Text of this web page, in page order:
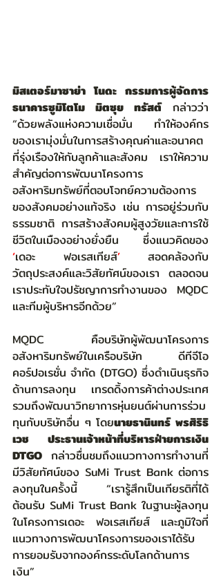
มิสเตอร์มาซาย่า โนดะ กรรมการผู้จัดการ
ธนาคารซูมิโตโม มิตซุย ทรัสต์ กล่าวว่า
“ด้วยพลังแห่งความเชื่อมั่น ทำให้องค์กร
ของเรามุ่งมั่นในการสร้างคุณค่าและอนาคต
ที่รุ่งเรืองให้กับลูกค้าและสังคม เราให้ความ
สำคัญต่อการพัฒนาโครงการ
อสังหาริมทรัพย์ที่ตอบโจทย์ความต้องการ
ของสังคมอย่างแท้จริง เช่น การอยู่ร่วมกับ
ธรรมชาติ การสร้างสังคมผู้สูงวัยและการใช้
‘เดอะ ฟอเรสเทียส์’ สอดคล้องกับ
วัตถุประสงค์และวิสัยทัศน์ของเรา ตลอดจน
เราประทับใจปรัชญาการทำงานของ MQDC
และทีมผู้บริหารอีกด้วย”
MQDC คือบริษัทผู้พัฒนาโครงการ
อสังหาริมทรัพย์ในเครือบริษัท ดีทีจีโอ
คอร์ปอเรชั่น จำกัด (DTGO) ซึ่งดำเนินธุรกิจ
ด้านการลงทุน เทรดดิ้งการค้าต่างประเทศ
รวมถึงพัฒนาวิทยาการหุ่นยนต์ผ่านการร่วม
ทุนกับบริษัทอื่น ๆ โดยนายธานินทร์ พรศิริธิ
เวช ประธานเจ้าหน้าที่บริหารฝ่ายการเงิน
DTGO กล่าวชื่นชมถึงแนวทางการทำงานที่
มีวิสัยทัศน์ของ SuMi Trust Bank ต่อการ
ลงทุนในครั้งนี้ “เรารู้สึกเป็นเกียรติที่ได้
ต้อนรับ SuMi Trust Bank ในฐานะผู้ลงทุน
ในโครงการเดอะ ฟอเรสเทียส์ และภูมิใจที่
แนวทางการพัฒนาโครงการของเราได้รับ
การยอมรับจากองค์กรระดับโลกด้านการ
เงิน”